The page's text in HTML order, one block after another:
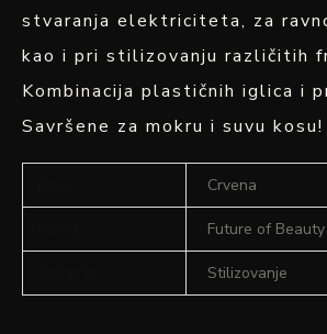
stvaranja elektriciteta, za
kao i pri stilizovanju različitih
Kombinacija plastičnih iglica i
Savršene za mokru i suvu kosu!
Crvena
Future of Beauty
Stilizovanje